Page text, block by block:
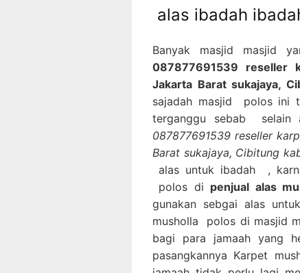
alas ibadah
Banyak masjid masjid
087877691539 reseller
Jakarta Barat sukajaya,
sajadah masjid polos ini
terganggu sebab
087877691539 reseller
Barat sukajaya, Cibitung
alas untuk ibadah ,
polos di penjual alas
gunakan sebgai alas
musholla polos di masjid
bagi para jamaah yang
pasangkannya Karpet